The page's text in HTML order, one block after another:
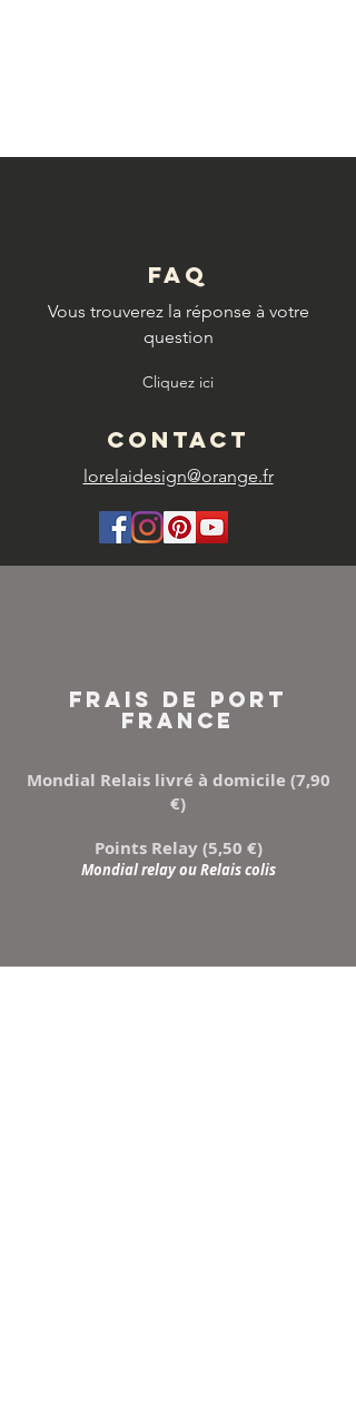
FAQ
Vous trouverez la réponse à votre
question
Cliquez ici
CONTACT
lorelaidesign@orange.fr
FRAIS DE PORT
FRANCE
Mondial Relais livré à domicile (7,90
€)
Points Relay (5,50 €)
Mondial relay ou Relais colis